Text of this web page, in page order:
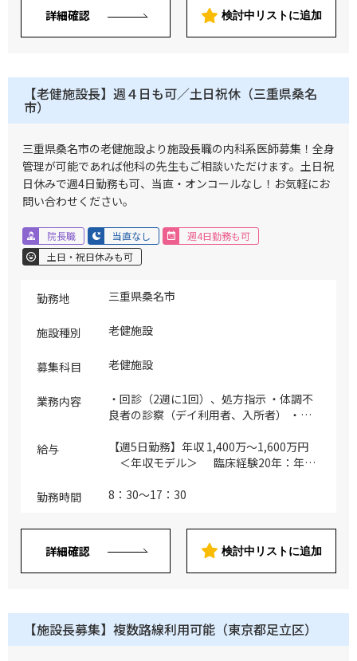
詳細確認 検討中リストに追加
【老健施設長】週４日も可／土日祝休（三重県桑名
市）
三重県桑名市の老健施設より施設長職の内科系医師募集！全身
管理が可能であれば他科の先生もご相談いただけます。土日祝
日休みで週4日勤務も可、当直・オンコールなし！お気軽にお
問い合わせください。
院長職 当直なし
週4日勤務も可
土日・祝日休みも可
勤務地 三重県桑名市
施設種別 老健施設
募集科目 老健施設
業務内容
・回診（2週に1回）、処方指示 ・体調不
良者の診察（デイ利用者、入所者） ・新
計画書及びその他書類の確認とサイン ・
デイケア利用者の担当者会議出席 ・入所
・入所判定会議の出席 ・連絡調整会議へ
の意見書作成 ・他科受診、退所時の診療
情報提供書の作成（同法人ヨナハ丘の上病
院と連携あり） ・法人内の病院や診療所
での外来業務
給与
【週5日勤務】年収 1,400万～1,600万円
＜年収モデル＞ 臨床経験20年：年収
円 ※当該医師のスキル（例：各専門医取
日勤務の場合、上記を案分して試算
勤務時間 8：30～17：30
詳細確認 検討中リストに追加
【施設長募集】複数路線利用可能（東京都足立区）